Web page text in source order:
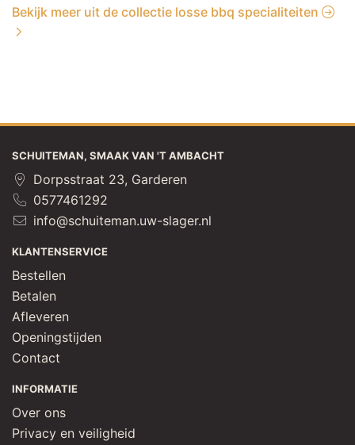
zuurteregelaar: E262
Bekijk meer uit de collectie losse bbq specialiteiten
SCHUITEMAN, SMAAK VAN 'T AMBACHT
Dorpsstraat 23, Garderen
0577461292
info@schuiteman.uw-slager.nl
KLANTENSERVICE
Bestellen
Betalen
Afleveren
Openingstijden
Contact
INFORMATIE
Over ons
Privacy en veiligheid